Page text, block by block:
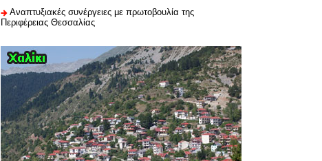
Αναπτυξιακές συνέργειες με πρωτοβουλία της
Περιφέρειας Θεσσαλίας